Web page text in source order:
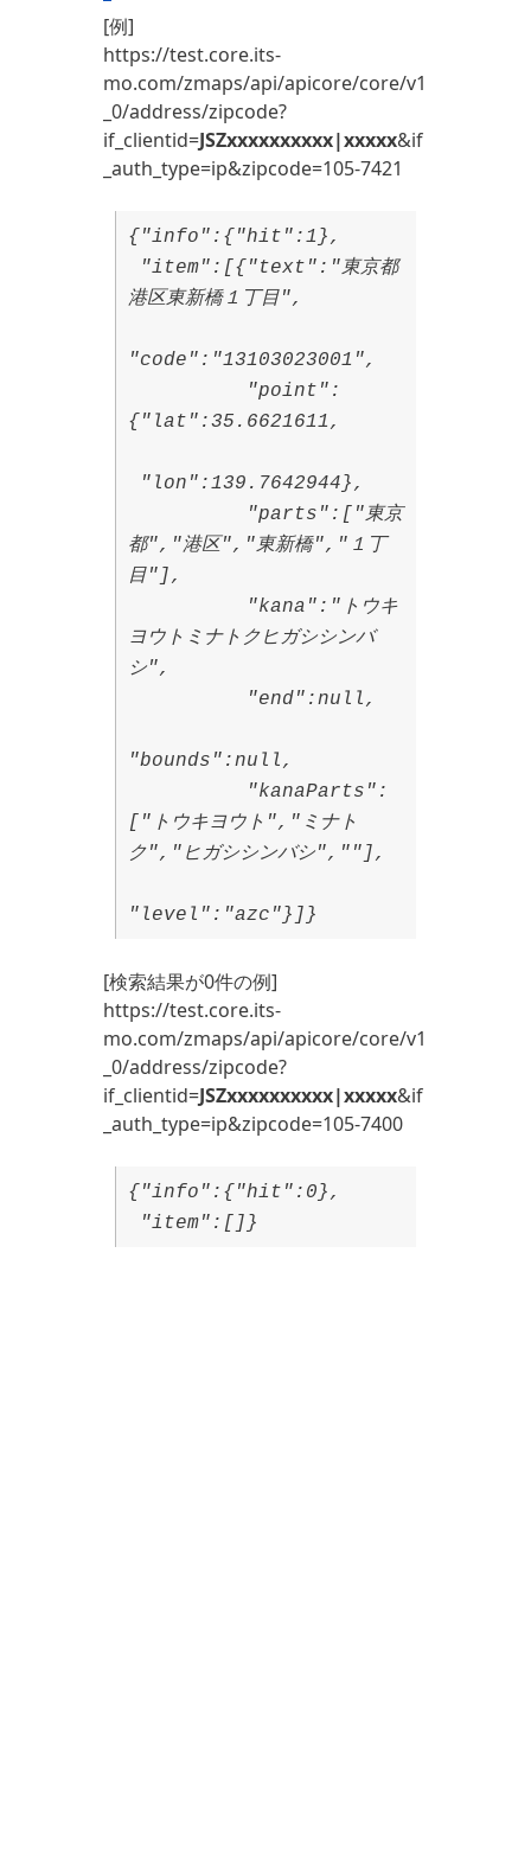
[例]
https://test.core.its-
mo.com/zmaps/api/apicore/core/v1
_0/address/zipcode?
if_clientid=JSZxxxxxxxxxx|xxxxx&if
_auth_type=ip&zipcode=105-7421
{"info":{"hit":1},
"item":[{"text":"東京都
港区東新橋１丁目",
"code":"13103023001",
"point":
{"lat":35.6621611,
"lon":139.7642944},
"parts":["東京
都","港区","東新橋","１丁
目"],
"kana":"トウキ
ヨウトミナトクヒガシシンバ
シ",
"end":null,
"bounds":null,
"kanaParts":
["トウキヨウト","ミナト
ク","ヒガシシンバシ",""],
"level":"azc"}]}
[検索結果が0件の例]
https://test.core.its-
mo.com/zmaps/api/apicore/core/v1
_0/address/zipcode?
if_clientid=JSZxxxxxxxxxx|xxxxx&if
_auth_type=ip&zipcode=105-7400
{ "info":{"hit":0},
"item":[]}